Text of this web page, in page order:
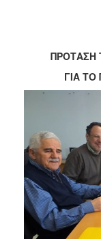
ΠΡΟΤΑΣΗ
ΓΙΑ